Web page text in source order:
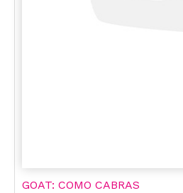
GOAT: COMO CABRAS